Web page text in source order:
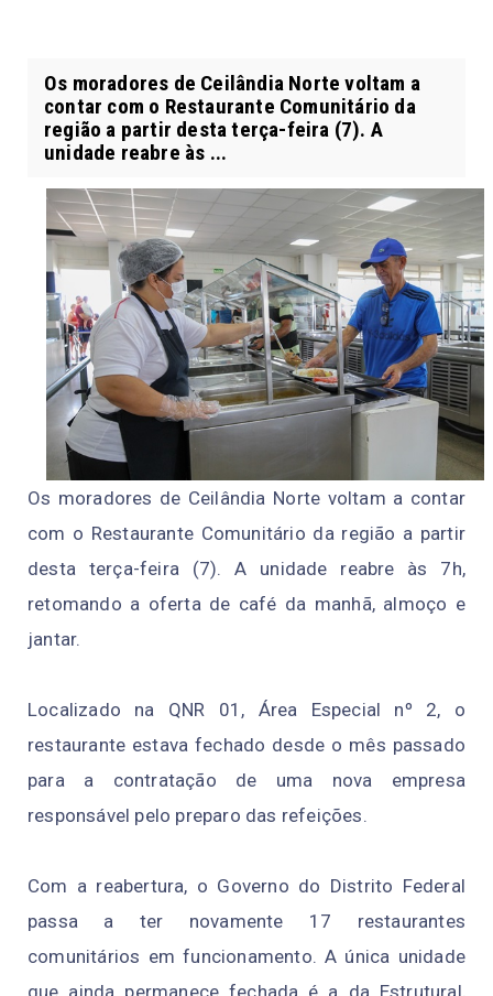
Os moradores de Ceilândia Norte voltam a
contar com o Restaurante Comunitário da
região a partir desta terça-feira (7). A
unidade reabre às ...
Os moradores de Ceilândia Norte voltam a contar
com o Restaurante Comunitário da região a partir
desta terça-feira (7). A unidade reabre às 7h,
retomando a oferta de café da manhã, almoço e
jantar.
Localizado na QNR 01, Área Especial nº 2, o
restaurante estava fechado desde o mês passado
para a contratação de uma nova empresa
responsável pelo preparo das refeições.
Com a reabertura, o Governo do Distrito Federal
passa a ter novamente 17 restaurantes
comunitários em funcionamento. A única unidade